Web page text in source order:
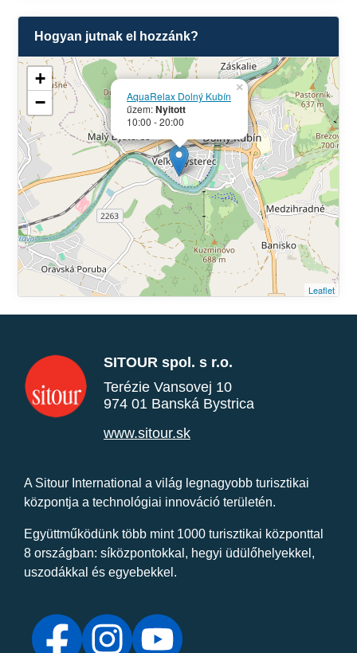
Hogyan jutnak el hozzánk?
AquaRelax Dolný Kubín
űzem:Nyitott
10:00 - 20:00
×
+
−
Leaflet
SITOUR spol. s r.o.
Terézie Vansovej 10
974 01 Banská Bystrica
www.sitour.sk
A Sitour International a világ legnagyobb turisztikai
központja a technológiai innováció területén.
Együttműködünk több mint 1000 turisztikai központtal
8 országban: síközpontokkal, hegyi üdülőhelyekkel,
uszodákkal és egyebekkel.